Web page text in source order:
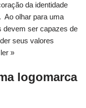
da identidade
Ao olhar para uma
devem ser capazes de
seus valores
»
logomarca